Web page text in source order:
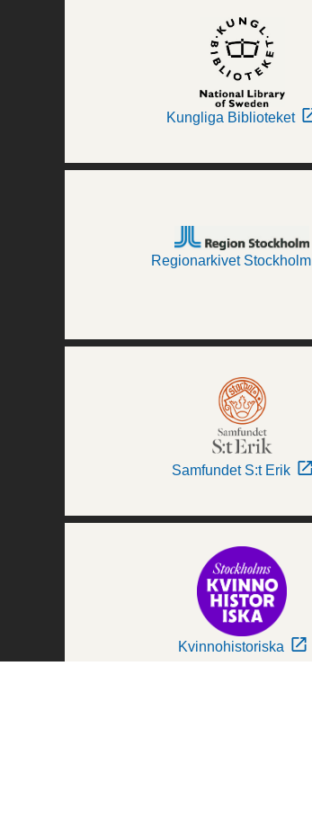
Kungliga Biblioteket
Regionarkivet Stockholm
Samfundet S:t Erik
Kvinnohistoriska